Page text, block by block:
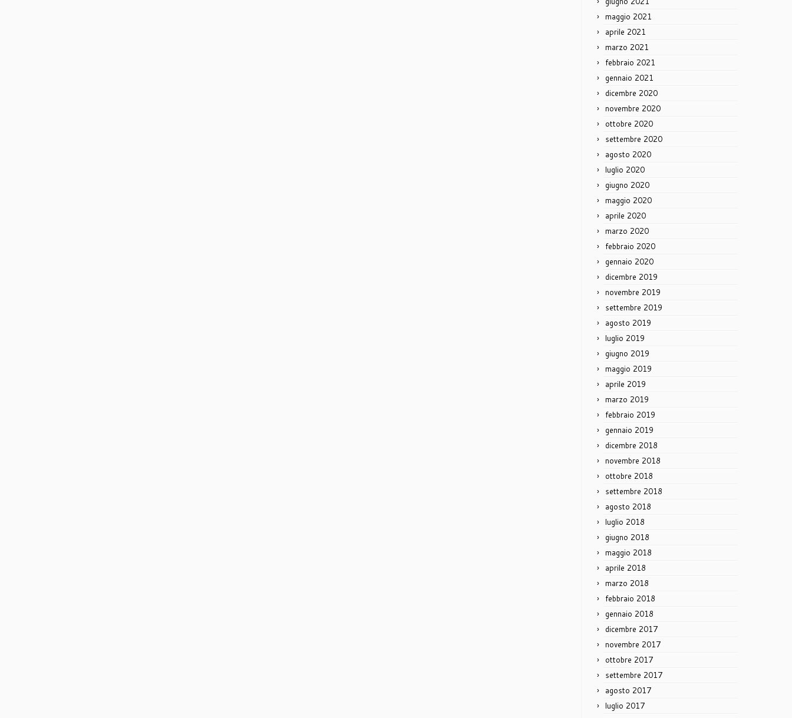
maggio 2021
aprile 2021
marzo 2021
febbraio 2021
gennaio 2021
dicembre 2020
novembre 2020
ottobre 2020
settembre 2020
agosto 2020
luglio 2020
giugno 2020
maggio 2020
aprile 2020
marzo 2020
febbraio 2020
gennaio 2020
dicembre 2019
novembre 2019
settembre 2019
agosto 2019
luglio 2019
giugno 2019
maggio 2019
aprile 2019
marzo 2019
febbraio 2019
gennaio 2019
dicembre 2018
novembre 2018
ottobre 2018
settembre 2018
agosto 2018
luglio 2018
giugno 2018
maggio 2018
aprile 2018
marzo 2018
febbraio 2018
gennaio 2018
dicembre 2017
novembre 2017
ottobre 2017
settembre 2017
agosto 2017
luglio 2017